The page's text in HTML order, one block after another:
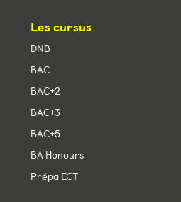
Les cursus
DNB
BAC
BAC+2
BAC+3
BAC+5
BA Honours
Prépa ECT